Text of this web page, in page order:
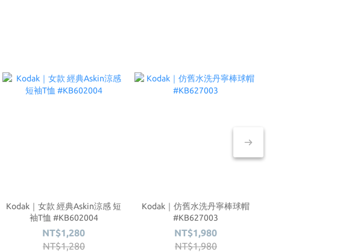
Kodak｜女款 經典Askin涼感 短
袖T恤 #KB602004
NT$1,280
NT$1,280
Kodak｜仿舊水洗丹寧棒球帽
#KB627003
NT$1,980
NT$1,980